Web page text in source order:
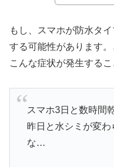
もし、スマホが防水タ
する可能性があります
こんな症状が発生するこ
スマホ3日と数時間
昨日と水シミが変
な…